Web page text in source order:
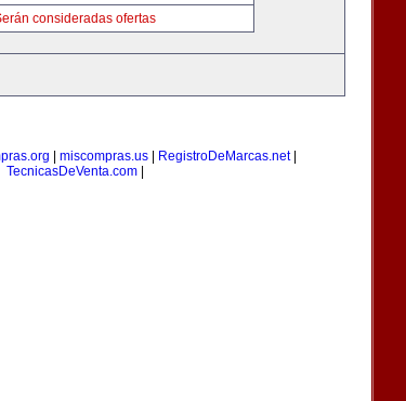
consideradas ofertas
miscompras.us| RegistroDeMarcas.net|
TecnicasDeVenta.com|